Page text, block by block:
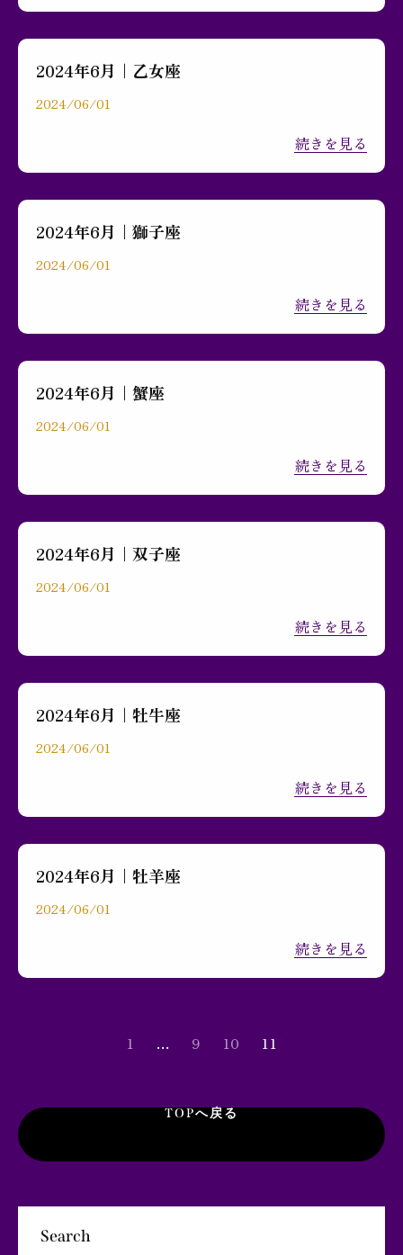
2024年6月｜乙女座
2024/06/01
続きを見る
2024年6月｜獅子座
2024/06/01
続きを見る
2024年6月｜蟹座
2024/06/01
続きを見る
2024年6月｜双子座
2024/06/01
続きを見る
2024年6月｜牡牛座
2024/06/01
続きを見る
2024年6月｜牡羊座
2024/06/01
続きを見る
1 … 9 10 11
TOPへ戻る
Search